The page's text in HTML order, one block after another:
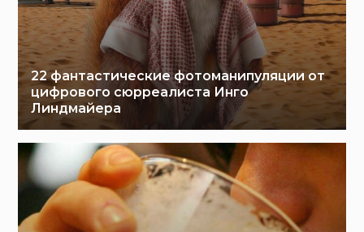
22 фантастические фотоманипуляции от
цифрового сюрреалиста Инго
Линдмайера